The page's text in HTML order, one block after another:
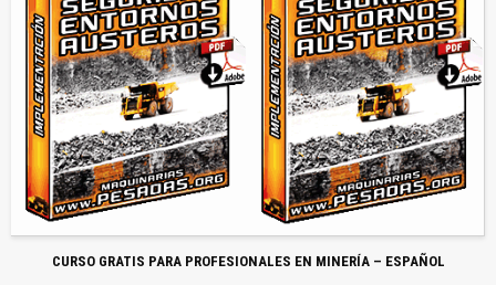
CURSO GRATIS PARA PROFESIONALES EN MINERÍA – ESPAÑOL